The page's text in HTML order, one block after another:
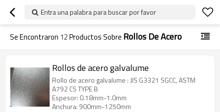
Entra una palabra para buscar por favor
Se Encontraron 12Productos Sobre Rollos De Acero
Rollos de acero galvalume
Rollo de acero galvalume : JIS G3321 SGCC, ASTM
A792 CS TYPE B
Espesor: 0.18mm-1.0mm
Anchura: 900mm-1250mm